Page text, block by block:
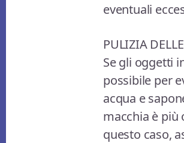
eventuali
PULIZIA
Se gli oggetti
possibile per
acqua e
macchia è più
questo caso,